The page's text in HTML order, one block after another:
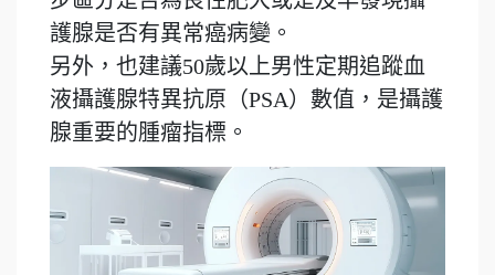
護腺是否有異常癌病變。
另外，也建議50歲以上男性定期追蹤血
液攝護腺特異抗原（PSA）數值，是攝護
腺重要的腫瘤指標。